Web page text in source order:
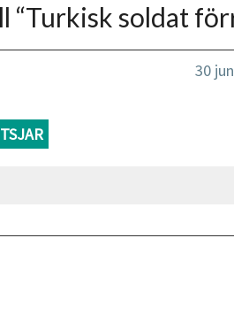
“Turkisk soldat
30